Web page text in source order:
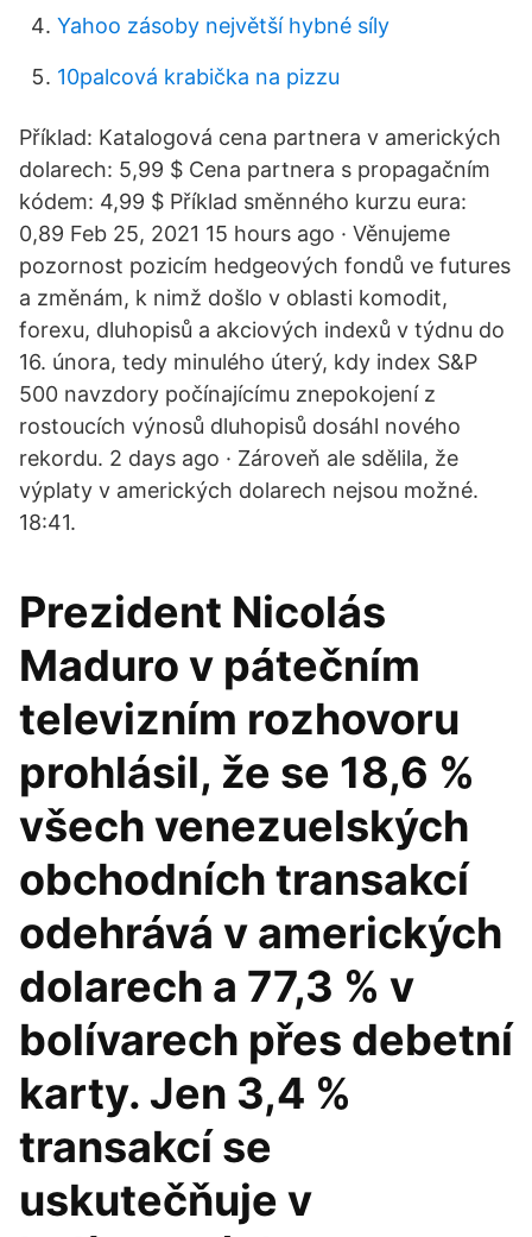
Yahoo zásoby největší hybné síly
10palcová krabička na pizzu
Příklad: Katalogová cena partnera v amerických
dolarech: 5,99 $ Cena partnera s propagačním
kódem: 4,99 $ Příklad směnného kurzu eura:
0,89 Feb 25, 2021 15 hours ago · Věnujeme
pozornost pozicím hedgeových fondů ve futures
a změnám, k nimž došlo v oblasti komodit,
forexu, dluhopisů a akciových indexů v týdnu do
16. února, tedy minulého úterý, kdy index S&P
500 navzdory počínajícímu znepokojení z
rostoucích výnosů dluhopisů dosáhl nového
rekordu. 2 days ago · Zároveň ale sdělila, že
výplaty v amerických dolarech nejsou možné.
18:41.
Prezident Nicolás
Maduro v pátečním
televizním rozhovoru
prohlásil, že se 18,6 %
všech venezuelských
obchodních transakcí
odehrává v amerických
dolarech a 77,3 % v
bolívarech přes debetní
karty. Jen 3,4 %
transakcí se
uskutečňuje v